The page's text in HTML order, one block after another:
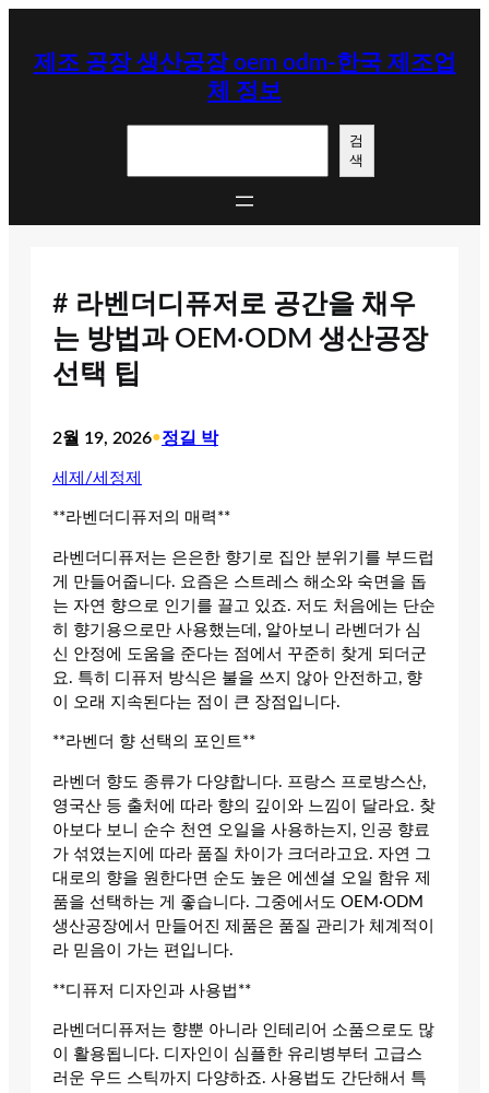
제조 공장 생산공장 oem odm-한국 제조업
체 정보
검
색
# 라벤더디퓨저로 공간을 채우
는 방법과 OEM·ODM 생산공장
선택 팁
2월 19, 2026•정길 박
세제/세정제
**라벤더디퓨저의 매력**
라벤더디퓨저는 은은한 향기로 집안 분위기를 부드럽
게 만들어줍니다. 요즘은 스트레스 해소와 숙면을 돕
는 자연 향으로 인기를 끌고 있죠. 저도 처음에는 단순
히 향기용으로만 사용했는데, 알아보니 라벤더가 심
신 안정에 도움을 준다는 점에서 꾸준히 찾게 되더군
요. 특히 디퓨저 방식은 불을 쓰지 않아 안전하고, 향
이 오래 지속된다는 점이 큰 장점입니다.
**라벤더 향 선택의 포인트**
라벤더 향도 종류가 다양합니다. 프랑스 프로방스산,
영국산 등 출처에 따라 향의 깊이와 느낌이 달라요. 찾
아보다 보니 순수 천연 오일을 사용하는지, 인공 향료
가 섞였는지에 따라 품질 차이가 크더라고요. 자연 그
대로의 향을 원한다면 순도 높은 에센셜 오일 함유 제
품을 선택하는 게 좋습니다. 그중에서도 OEM·ODM
생산공장에서 만들어진 제품은 품질 관리가 체계적이
라 믿음이 가는 편입니다.
**디퓨저 디자인과 사용법**
라벤더디퓨저는 향뿐 아니라 인테리어 소품으로도 많
이 활용됩니다. 디자인이 심플한 유리병부터 고급스
러운 우드 스틱까지 다양하죠. 사용법도 간단해서 특